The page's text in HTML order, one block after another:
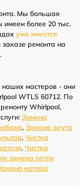
Мы большая
имеем более 20 тыс.
уже имеется
ремонта на
мастеров - они
WTLS 60712. По
Whirlpool,
Замена
, Замена жгута
, Чистка
, Чистка
замена петли
мотора